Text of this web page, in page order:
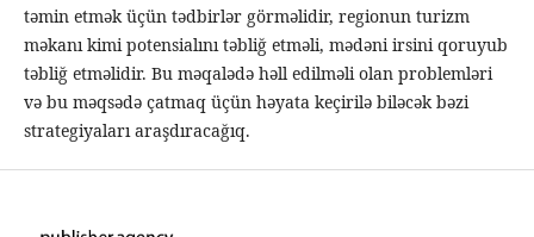
təmin etmək üçün tədbirlər görməlidir, regionun turizm
məkanı kimi potensialını təbliğ etməli, mədəni irsini qoruyub
təbliğ etməlidir. Bu məqalədə həll edilməli olan problemləri
və bu məqsədə çatmaq üçün həyata keçirilə biləcək bəzi
strategiyaları araşdıracağıq.